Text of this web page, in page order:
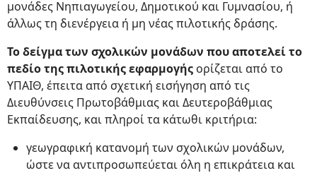
μονάδες Νηπιαγωγείου, Δημοτικού και Γυμνασίου, ή
άλλως τη διενέργεια ή μη νέας πιλοτικής δράσης.
Το δείγμα των σχολικών μονάδων που αποτελεί το
πεδίο της πιλοτικής εφαρμογής ορίζεται από το
ΥΠΑΙΘ, έπειτα από σχετική εισήγηση από τις
Διευθύνσεις Πρωτοβάθμιας και Δευτεροβάθμιας
Εκπαίδευσης, και πληροί τα κάτωθι κριτήρια:
γεωγραφική κατανομή των σχολικών μονάδων,
ώστε να αντιπροσωπεύεται όλη η επικράτεια και